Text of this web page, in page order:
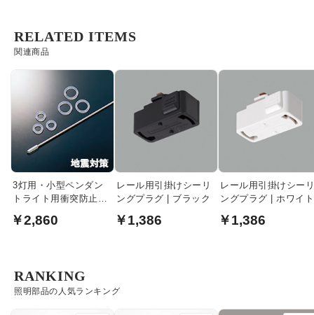
関連商品
RELATED ITEMS
3灯用・小型ペンダン
トライト用衝突防止パ
￥2,860
レール用引掛けシーリ
ングプラグ | ブラック
￥1,386
レール用引掛けシー
ングプラグ | ホワイト
￥1,386
照明部品の人気ランキング
RANKING